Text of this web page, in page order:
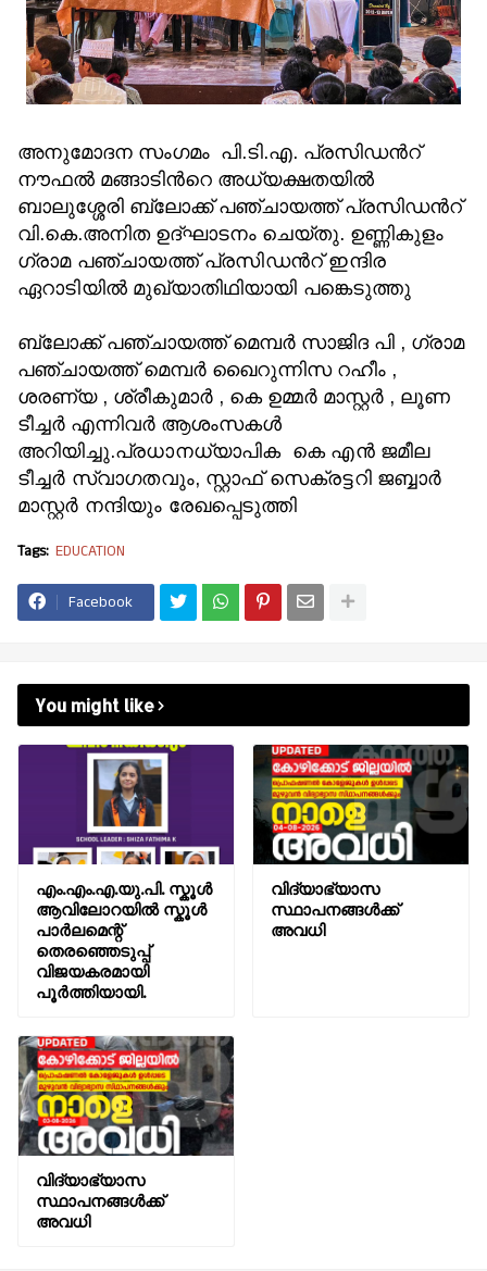
അനുമോദന സംഗമം പി.ടി.എ. പ്രസിഡന്‍റ്
നൗഫല്‍ മങ്ങാടിന്‍റെ അധ്യക്ഷതയില്‍
ബാലുശ്ശേരി ബ്ലോക്ക് പഞ്ചായത്ത് പ്രസിഡന്‍റ്
വി.കെ.അനിത ഉദ്ഘാടനം ചെയ്തു. ഉണ്ണികുളം
ഗ്രാമ പഞ്ചായത്ത് പ്രസിഡന്‍റ് ഇന്ദിര
ഏറാടിയില്‍ മുഖ്യാതിഥിയായി പങ്കെടുത്തു
ബ്ലോക്ക് പഞ്ചായത്ത് മെമ്പര്‍ സാജിദ പി , ഗ്രാമ
പഞ്ചായത്ത് മെമ്പര്‍ ഖൈറുന്നിസ റഹീം ,
ശരണ്യ , ശ്രീകുമാര്‍ , കെ ഉമ്മര്‍ മാസ്റ്റര്‍ , ലൂണ
ടീച്ചര്‍ എന്നിവര്‍ ആശംസകള്‍
അറിയിച്ചു.പ്രധാനധ്യാപിക കെ എന്‍ ജമീല
ടീച്ചര്‍ സ്വാഗതവും, സ്റ്റാഫ് സെക്രട്ടറി ജബ്ബാര്‍
മാസ്റ്റര്‍ നന്ദിയും രേഖപ്പെടുത്തി
Tags: EDUCATION
Facebook
You might like
എം.എം.എ.യു.പി. സ്കൂൾ
ആവിലോറയിൽ സ്കൂൾ
പാർലമെന്റ്
തെരഞ്ഞെടുപ്പ്
വിജയകരമായി
പൂർത്തിയായി.
വിദ്യാഭ്യാസ
സ്ഥാപനങ്ങൾക്ക്
അവധി
വിദ്യാഭ്യാസ
സ്ഥാപനങ്ങൾക്ക്
അവധി